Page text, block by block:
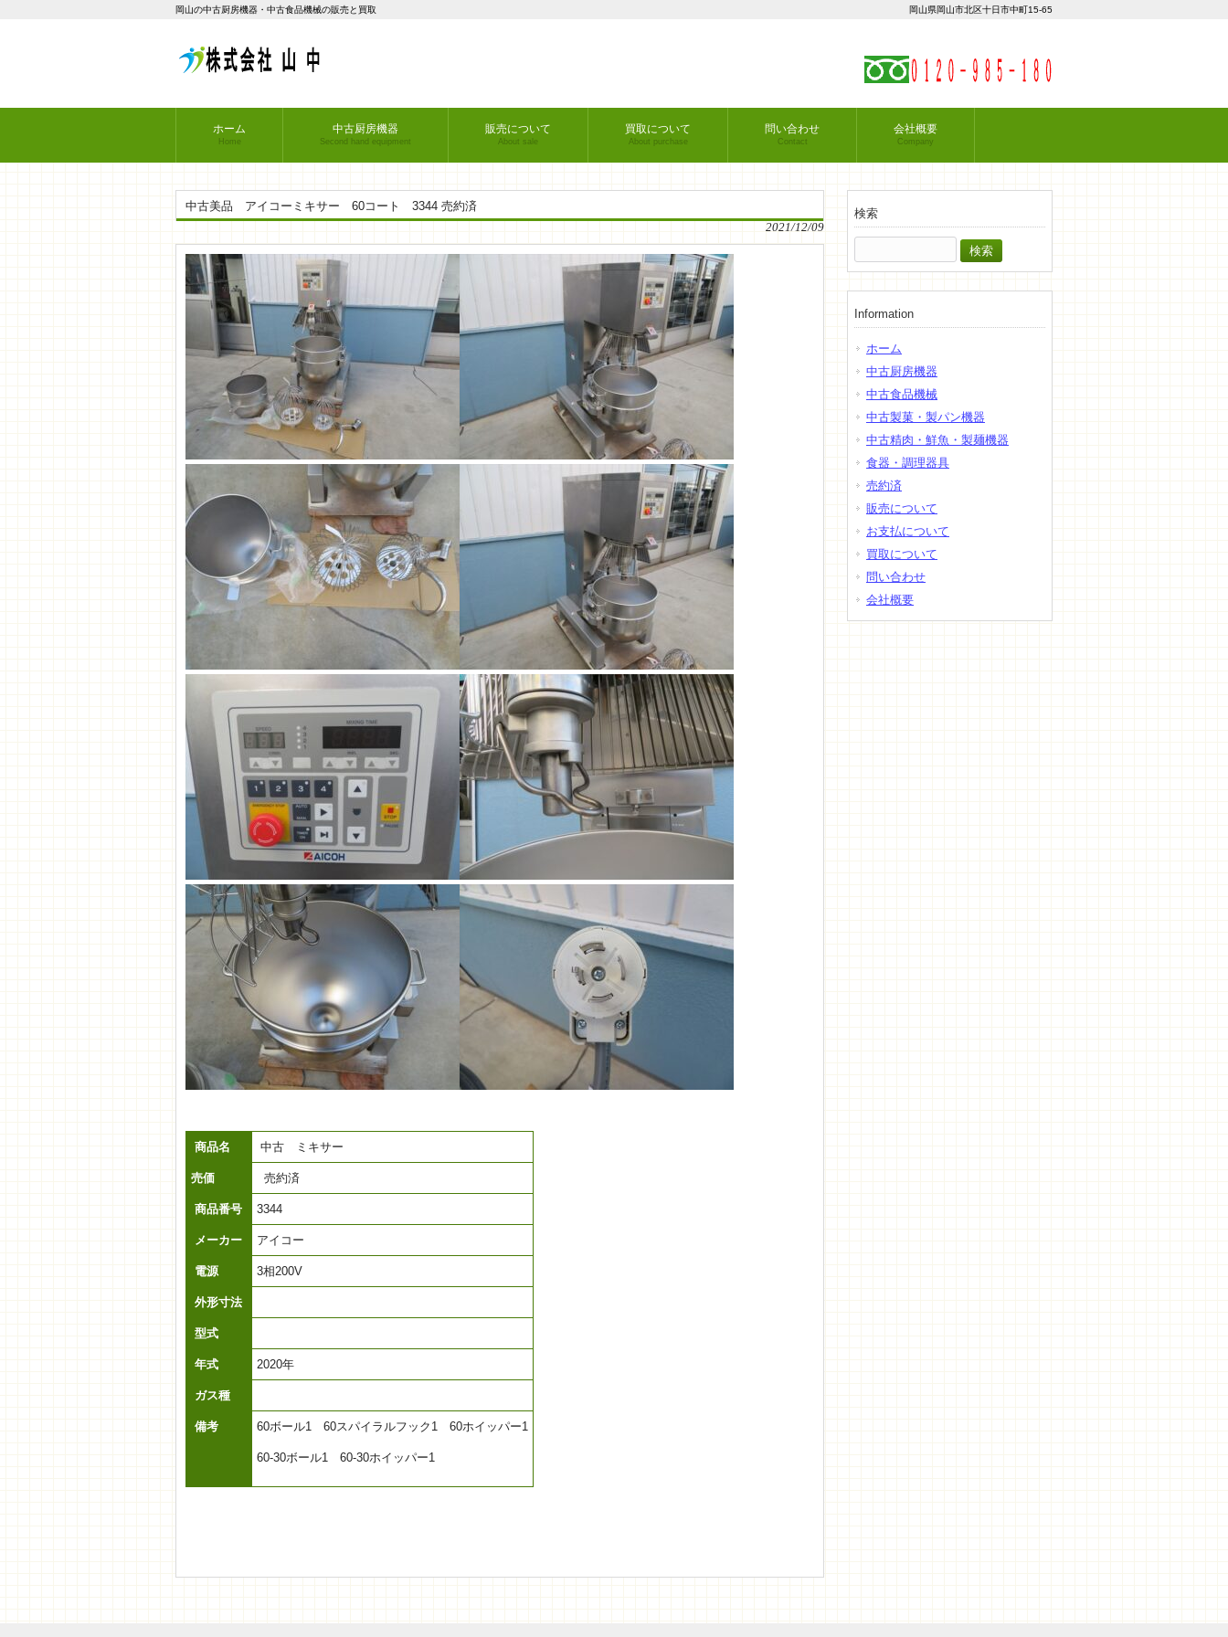
岡山の中古厨房機器・中古食品機械の販売と買取 岡山県岡山市北区十日市中町15-65
ホーム
Home
中古厨房機器
Second hand equipment
販売について
About sale
買取について
About purchase
問い合わせ
Contact
会社概要
Company
中古美品 アイコーミキサー 60コート 3344 売約済
2021/12/09
商品名 中古 ミキサー
売価 売約済
商品番号 3344
メーカー アイコー
電源 3相200V
外形寸法
型式
年式 2020年
ガス種
備考 60ボール1 60スパイラルフック1 60ホイッパー1
60-30ボール1 60-30ホイッパー1
検索
索:
Information
ホーム
中古厨房機器
中古食品機械
中古製菓・製パン機器
中古精肉・鮮魚・製麺機器
食器・調理器具
売約済
販売について
お支払について
買取について
問い合わせ
会社概要